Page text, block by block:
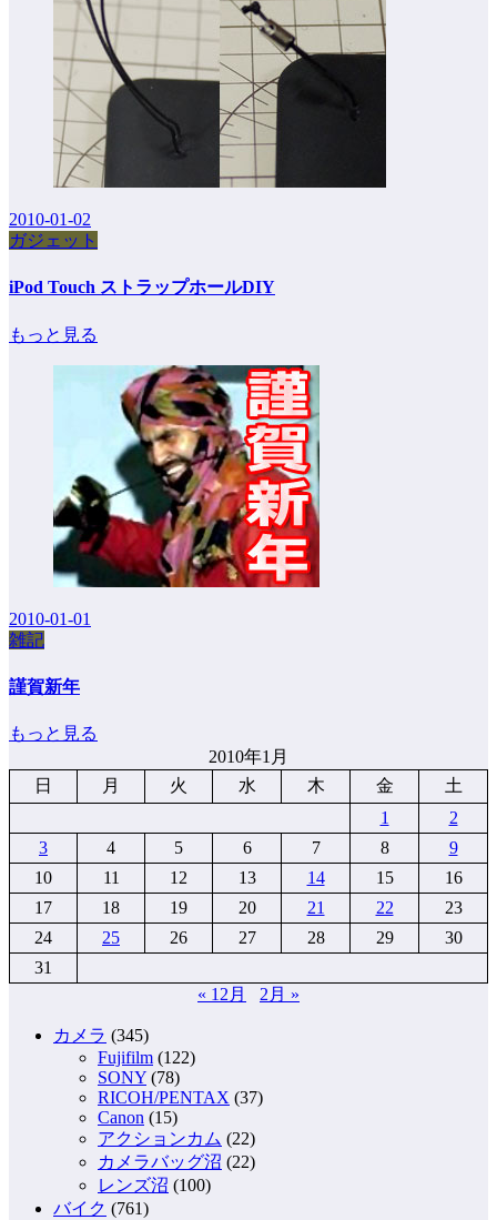
2010-01-02
ガジェット
iPod Touch ストラップホールDIY
もっと見る
2010-01-01
雑記
謹賀新年
もっと見る
2010年1月
日
月 火 水 木 金
土
1
2
3
4 5 6 7 8
9
10
11 12 13 14 15
16
17
18 19 20 21 22
23
24
25 26 27 28 29
30
31
« 12月
2月 »
カメラ (345)
Fujifilm (122)
SONY (78)
RICOH/PENTAX (37)
Canon (15)
アクションカム (22)
カメラバッグ沼 (22)
レンズ沼 (100)
バイク (761)